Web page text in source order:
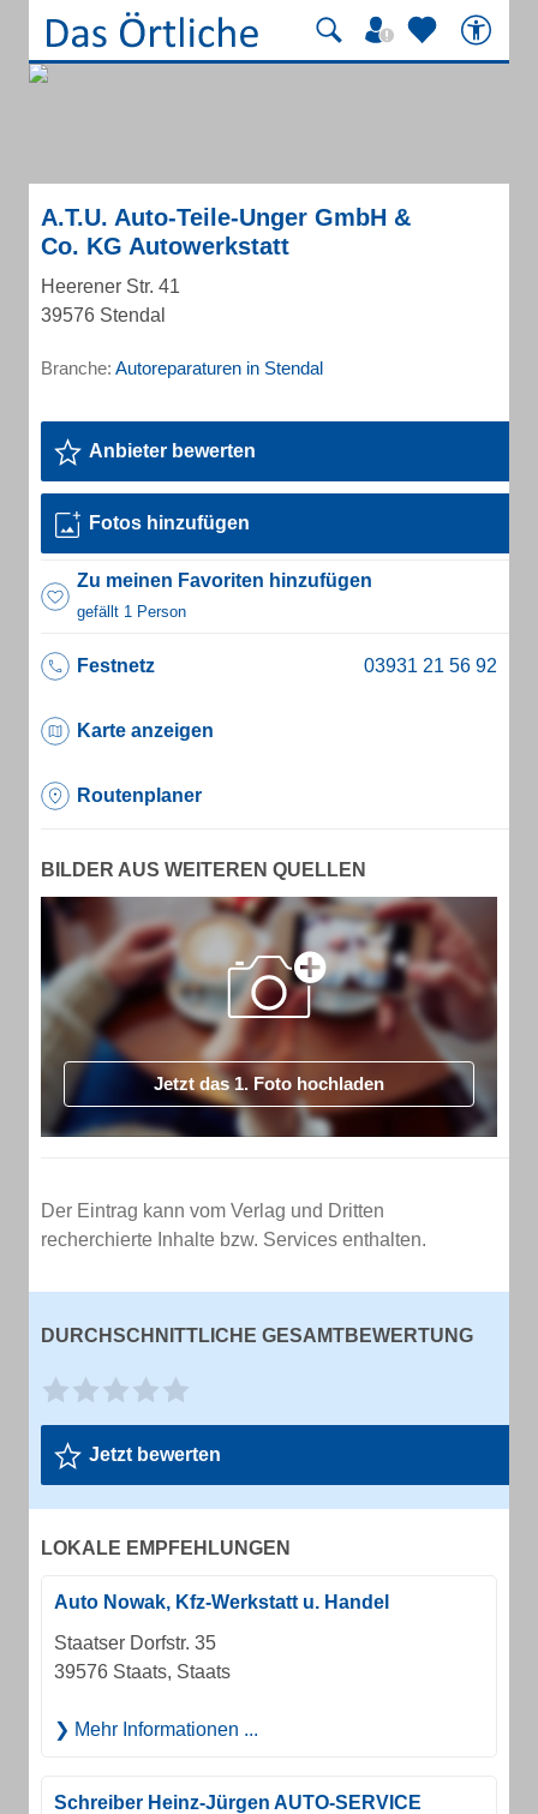
A.T.U. Auto-Teile-Unger GmbH &
Co. KG Autowerkstatt
Heerener Str. 41
39576 Stendal
Branche: Autoreparaturen in Stendal
Anbieter bewerten
Fotos hinzufügen
Zu meinen Favoriten hinzufügen
gefällt 1 Person
Festnetz
Karte anzeigen
Routenplaner
BILDER AUS WEITEREN QUELLEN
Jetzt das 1. Foto hochladen
Der Eintrag kann vom Verlag und Dritten
recherchierte Inhalte bzw. Services enthalten.
DURCHSCHNITTLICHE GESAMTBEWERTUNG
Jetzt bewerten
LOKALE EMPFEHLUNGEN
Auto Nowak, Kfz-Werkstatt u. Handel
Staatser Dorfstr. 35
39576 Staats, Staats
Mehr Informationen ...
Schreiber Heinz-Jürgen AUTO-SERVICE